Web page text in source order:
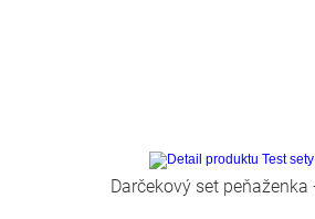
Darčekový set peňaženka